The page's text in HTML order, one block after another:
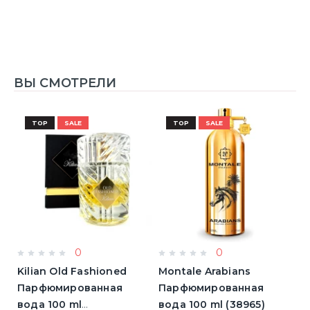
ВЫ СМОТРЕЛИ
TOP SALE
0
Kilian Old Fashioned
Парфюмированная
вода 100 ml
TOP SALE
0
Montale Arabians
Парфюмированная
вода 100 ml (38965)